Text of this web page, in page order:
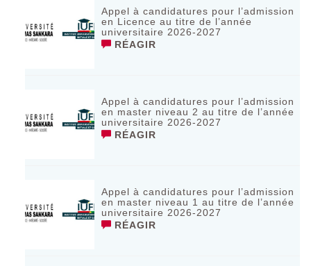
Appel à candidatures pour l’admission
en Licence au titre de l’année
universitaire 2026-2027
RÉAGIR
Appel à candidatures pour l’admission
en master niveau 2 au titre de l’année
universitaire 2026-2027
RÉAGIR
Appel à candidatures pour l’admission
en master niveau 1 au titre de l’année
universitaire 2026-2027
RÉAGIR